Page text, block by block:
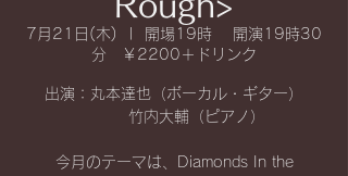
7月21日(木)
開場19時 開演19時30
分 ￥2200＋ドリンク
出演：丸本達也（ボーカル・ギター）
竹内大輔（ピアノ）
今月のテーマは、Diamonds In the